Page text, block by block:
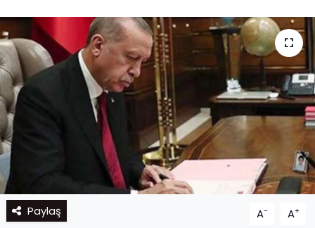
Paylaş A- A+